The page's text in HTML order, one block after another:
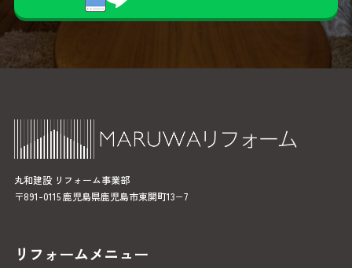
丸和建設 リフォーム事業部
〒891-0115 鹿児島県鹿児島市東開町13−7
リフォームメニュー